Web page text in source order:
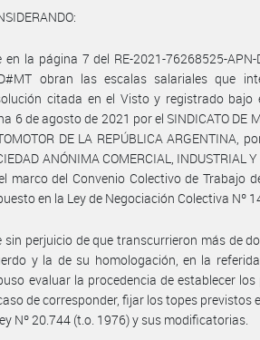
en la página 7 del RE-2021-76268525-
obran las escalas salariales que
citada en el Visto y registrado
6 de agosto de 2021 por el SINDICATO DE
DE LA REPÚBLICA ARGENTINA,
ANÓNIMA COMERCIAL, INDUSTRIAL
marco del Convenio Colectivo de Trabajo
en la Ley de Negociación Colectiva Nº
sin perjuicio de que transcurrieron más de
y la de su homologación, en la
evaluar la procedencia de establecer
de corresponder, fijar los topes
Nº 20.744 (t.o. 1976) y sus modificatorias.